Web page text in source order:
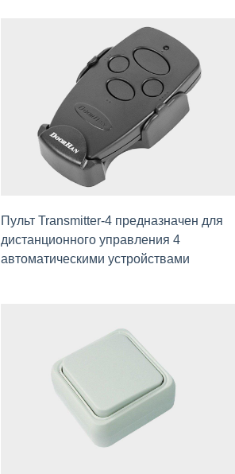
Пульт Transmitter-4 предназначен для
дистанционного управления 4
автомaтическими устройствами